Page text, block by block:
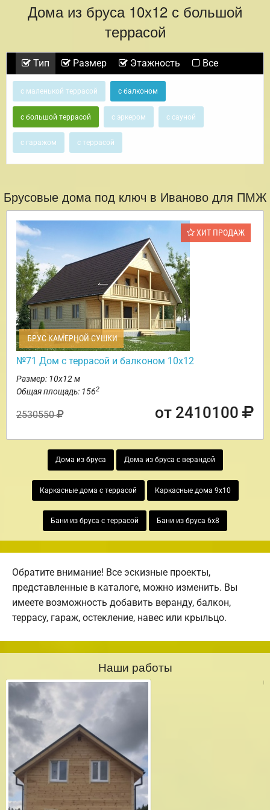
Дома из бруса 10х12 с большой
террасой
Тип Размер Этажность Все
с маленькой террасой с балконом
с большой террасой с эркером с сауной
с гаражом с террасой
Брусовые дома под ключ в Иваново для ПМЖ
ХИТ ПРОДАЖ
БРУС КАМЕРНОЙ СУШКИ
№71 Дом с террасой и балконом 10х12
Размер: 10х12 м
Общая площадь: 1562
2530550 от 2410100
Дома из бруса Дома из бруса с верандой
Каркасные дома с террасой Каркасные дома 9х10
Бани из бруса с террасой Бани из бруса 6х8
Обратите внимание! Все эскизные проекты,
представленные в каталоге, можно изменить. Вы
имеете возможность добавить веранду, балкон,
террасу, гараж, остекление, навес или крыльцо.
Наши работы